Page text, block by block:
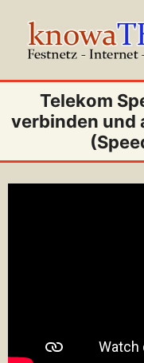
Inhalt
springen
Telekom
verbinden und